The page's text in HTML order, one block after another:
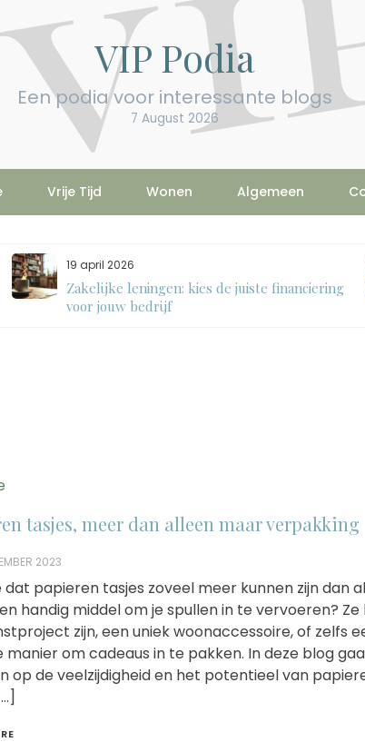
VIP Podia
Een podia voor interessante blogs
7 August 2026
Vrije Tijd Wonen Algemeen
19 april 2026
Zakelijke leningen: kies de juiste financiering
voor jouw bedrijf
tasjes, meer dan alleen maar verpakking
2023
dat papieren tasjes zoveel meer kunnen zijn dan
handig middel om je spullen in te vervoeren? Ze
zijn, een uniek woonaccessoire, of zelfs
manier om cadeaus in te pakken. In deze blog
op de veelzijdigheid en het potentieel van